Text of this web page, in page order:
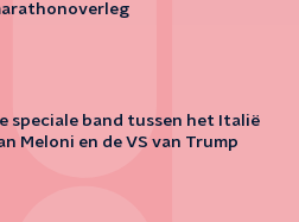
speciale band tussen het Italië
Meloni en de VS van Trump